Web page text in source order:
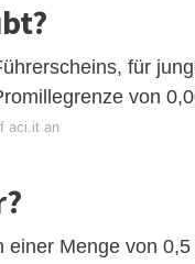
für
von
aci.it an
Menge von